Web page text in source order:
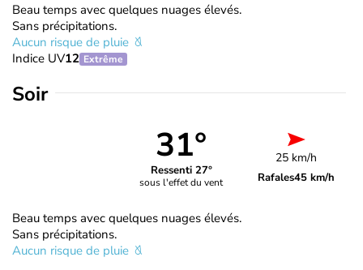
Beau temps avec quelques nuages élevés.
Sans précipitations.
Aucun risque de pluie
Indice UV12 Extrême
Soir
31°
Ressenti 27°
sous l'effet du vent
25 km/h
Rafales45 km/h
Beau temps avec quelques nuages élevés.
Sans précipitations.
Aucun risque de pluie